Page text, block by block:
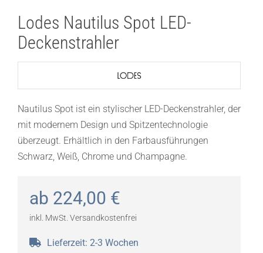
Lodes Nautilus Spot LED-
Deckenstrahler
Nautilus Spot ist ein stylischer LED-Deckenstrahler, der
mit modernem Design und Spitzentechnologie
überzeugt. Erhältlich in den Farbausführungen
Schwarz, Weiß, Chrome und Champagne.
ab 224,00 €
inkl. MwSt. Versandkostenfrei
Lieferzeit: 2-3 Wochen